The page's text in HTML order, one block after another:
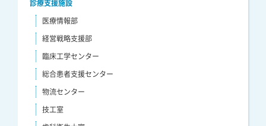
診療支援施設
医療情報部
経営戦略支援部
臨床工学センター
総合患者支援センター
物流センター
技工室